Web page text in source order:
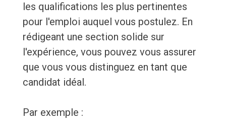
les qualifications les plus pertinentes
pour l'emploi auquel vous postulez. En
rédigeant une section solide sur
l'expérience, vous pouvez vous assurer
que vous vous distinguez en tant que
candidat idéal.
Par exemple :